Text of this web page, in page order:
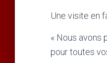
Une visite en
« Nous avons
pour toutes